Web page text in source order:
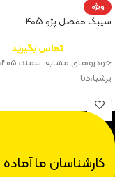
ویژه
سیبک مفصل پژو ۴۰۵
تماس بگیرید
پرشیا،‌دنا
کارشناسان ما